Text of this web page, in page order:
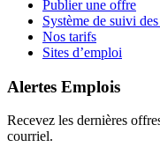
Publier une offre
Système de suivi
Nos tarifs
Sites d’emploi
Alertes Emplois
Recevez les dernières
courriel.